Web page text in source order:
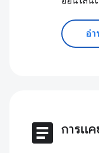
อ่า
article การแ